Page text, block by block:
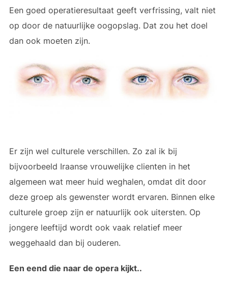
Een goed operatieresultaat geeft verfrissing, valt niet
op door de natuurlijke oogopslag. Dat zou het doel
dan ook moeten zijn.
Er zijn wel culturele verschillen. Zo zal ik bij
bijvoorbeeld Iraanse vrouwelijke clienten in het
algemeen wat meer huid weghalen, omdat dit door
deze groep als gewenster wordt ervaren. Binnen elke
culturele groep zijn er natuurlijk ook uitersten. Op
jongere leeftijd wordt ook vaak relatief meer
weggehaald dan bij ouderen.
Een eend die naar de opera kijkt..